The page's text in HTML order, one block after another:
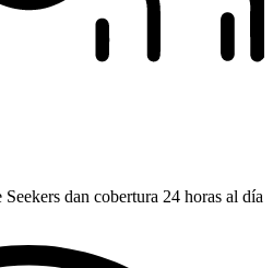
dan cobertura 24 horas al día